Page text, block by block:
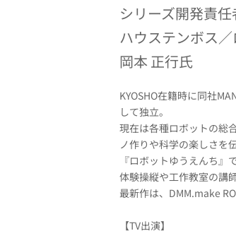
シリーズ開発責任
ハウステンボス
岡本 正行氏
KYOSHO在籍時に同社
して独立。
現在は各種ロボットの総
ノ作りや科学の楽しさを
『ロボットゆうえんち』
体験操縦や工作教室の講
最新作は、DMM.make
【TV出演】